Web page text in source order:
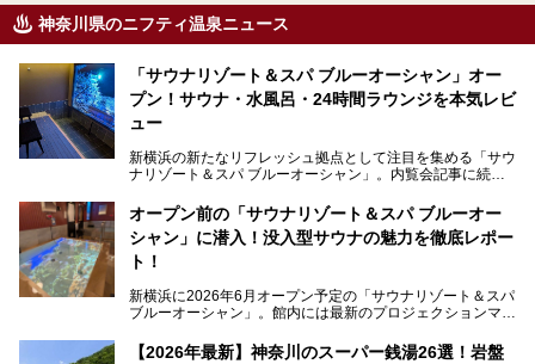
神奈川県のニフティ温泉ニュース
「サウナリゾート＆スパ ブルーオーシャン」オー
プン！サウナ・水風呂・24時間ラウンジを本気レビ
ュー
新横浜の新たなリフレッシュ拠点として注目を集める「サウ
ナリゾート＆スパ ブルーオーシャン」。内覧会記事に続
す。サウナや水風呂の気持ちよさはもちろん、リラックスス
ペースの過ごしやすさまで徹底チェック。新横浜エリアで日
常の疲れをリセットしたい人、ライブやスポーツ観戦遠征組
は必見です。
オープン前の「サウナリゾート＆スパ ブルーオー
シャン」に潜入！没入型サウナの魅力を徹底レポー
ト！
新横浜に2026年6月オープン予定の「サウナリゾート＆スパ
ブルーオーシャン」。館内には最新のプロジェクションマッ
的な“没入感（イマーシブ）”を体験できます。
【2026年最新】神奈川のスーパー銭湯26選！岩盤